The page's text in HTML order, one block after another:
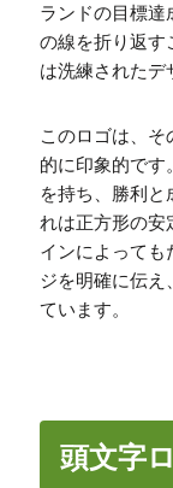
ランドの目標達
の線を折り返す
は洗練されたデ
このロゴは、
的に印象的です
を持ち、勝利
れは正方形の安
インによっても
ジを明確に伝え
ています。
頭文字